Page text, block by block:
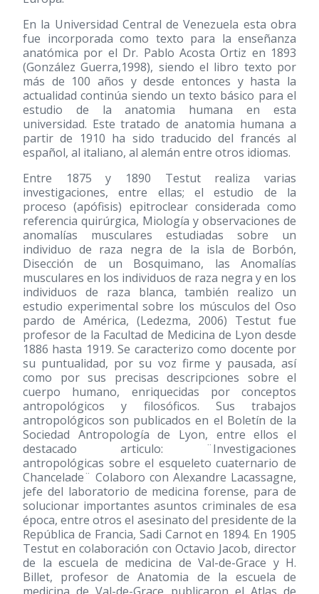
En la Universidad Central de Venezuela esta obra
fue incorporada como texto para la enseñanza
anatómica por el Dr. Pablo Acosta Ortiz en 1893
(González Guerra,1998), siendo el libro texto por
más de 100 años y desde entonces y hasta la
actualidad continúa siendo un texto básico para el
estudio de la anatomia humana en esta
universidad. Este tratado de anatomia humana a
partir de 1910 ha sido traducido del francés al
español, al italiano, al alemán entre otros idiomas.
Entre 1875 y 1890 Testut realiza varias
investigaciones, entre ellas; el estudio de la
proceso (apófisis) epitroclear considerada como
referencia quirúrgica, Miología y observaciones de
anomalías musculares estudiadas sobre un
individuo de raza negra de la isla de Borbón,
Disección de un Bosquimano, las Anomalías
musculares en los individuos de raza negra y en los
individuos de raza blanca, también realizo un
estudio experimental sobre los músculos del Oso
pardo de América, (Ledezma, 2006) Testut fue
profesor de la Facultad de Medicina de Lyon desde
1886 hasta 1919. Se caracterizo como docente por
su puntualidad, por su voz firme y pausada, así
como por sus precisas descripciones sobre el
cuerpo humano, enriquecidas por conceptos
antropológicos y filosóficos. Sus trabajos
antropológicos son publicados en el Boletín de la
Sociedad Antropología de Lyon, entre ellos el
destacado articulo: ¨Investigaciones
antropológicas sobre el esqueleto cuaternario de
Chancelade¨ Colaboro con Alexandre Lacassagne,
jefe del laboratorio de medicina forense, para de
solucionar importantes asuntos criminales de esa
época, entre otros el asesinato del presidente de la
República de Francia, Sadi Carnot en 1894. En 1905
Testut en colaboración con Octavio Jacob, director
de la escuela de medicina de Val-de-Grace y H.
Billet, profesor de Anatomia de la escuela de